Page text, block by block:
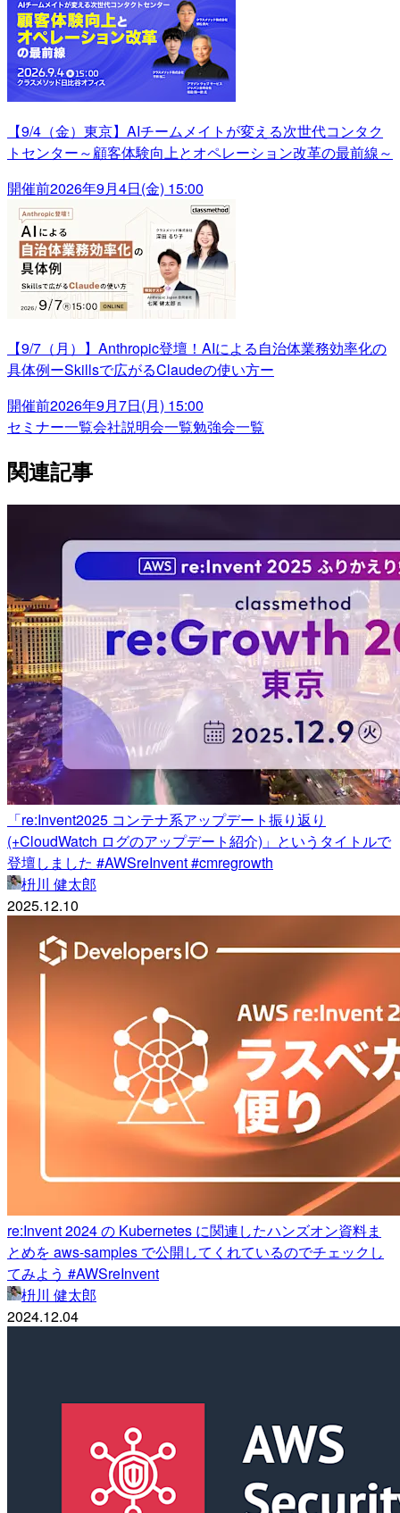
【9/4（金）東京】AIチームメイトが変える次世代コンタク
トセンター～顧客体験向上とオペレーション改革の最前線～
開催前2026年9月4日(金) 15:00
【9/7（月）】Anthropic登壇！AIによる自治体業務効率化の
具体例ーSkillsで広がるClaudeの使い方ー
開催前2026年9月7日(月) 15:00
セミナー一覧会社説明会一覧勉強会一覧
関連記事
「re:Invent2025 コンテナ系アップデート振り返り
(+CloudWatch ログのアップデート紹介)」というタイトルで
登壇しました #AWSreInvent #cmregrowth
枡川 健太郎
2025.12.10
re:Invent 2024 の Kubernetes に関連したハンズオン資料ま
とめを aws-samples で公開してくれているのでチェックし
てみよう #AWSreInvent
枡川 健太郎
2024.12.04